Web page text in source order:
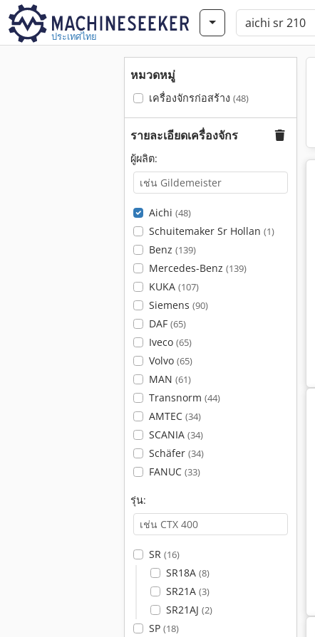
ประเทศไทย
หมวดหมู่
เครื่องจักรก่อสร้าง (48)
รายละเอียดเครื่องจักร
ผู้ผลิต:
Aichi (48)
Schuitemaker Sr Hollan (1)
Benz (139)
Mercedes-Benz (139)
KUKA (107)
Siemens (90)
DAF (65)
Iveco (65)
Volvo (65)
MAN (61)
Transnorm (44)
AMTEC (34)
SCANIA (34)
Schäfer (34)
FANUC (33)
รุ่น:
SR (16)
SR18A (8)
SR21A (3)
SR21AJ (2)
SP (18)